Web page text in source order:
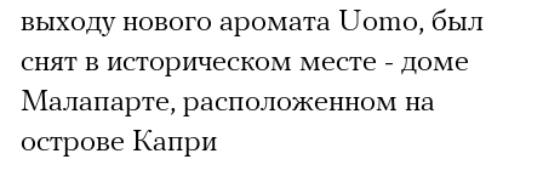
выходу нового аромата Uomo, был
снят в историческом месте - доме
Малапарте, расположенном на
острове Капри